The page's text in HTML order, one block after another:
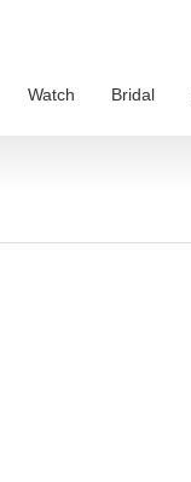
Watch Bridal